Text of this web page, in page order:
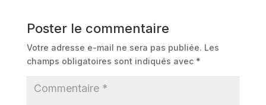
Poster le commentaire
Votre adresse e-mail ne sera pas publiée. Les
champs obligatoires sont indiqués avec *